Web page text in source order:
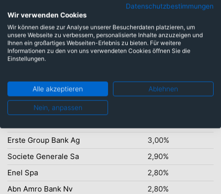
Top-Ten Titel
Asml Holding Nv
6,70%
Astrazeneca Plc
Rolls-royce Holdings Plc
3,60%
Cie Financiere Richemont Sa
Erste Group Bank Ag
3,00%
Societe Generale Sa
2,90%
Enel Spa
2,80%
Abn Amro Bank Nv
2,80%
Datenschutzbestimmungen
Wir verwenden Cookies
Wir können diese zur Analyse unserer Besucherdaten platzieren, um
unsere Webseite zu verbessern, personalisierte Inhalte anzuzeigen und
Ihnen ein großartiges Webseiten-Erlebnis zu bieten. Für weitere
Informationen zu den von uns verwendeten Cookies öffnen Sie die
Einstellungen.
Alle akzeptieren Ablehnen
Nein, anpassen